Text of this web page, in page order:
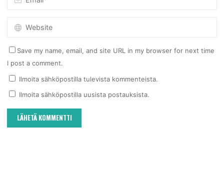
Save my name, email, and site URL in my browser for next time
I post a comment.
Ilmoita sähköpostilla tulevista kommenteista.
Ilmoita sähköpostilla uusista postauksista.